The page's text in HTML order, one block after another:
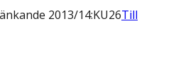
2013/14:KU26Till